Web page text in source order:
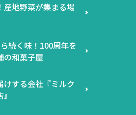
産地野菜が集まる場
続く味！100周年を
の和菓子屋
けする会社『ミルク